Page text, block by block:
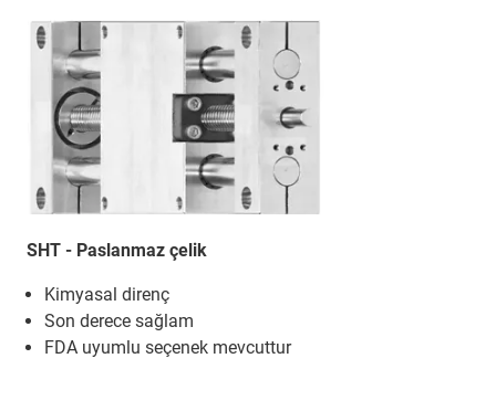
SHT - Paslanmaz çelik
Kimyasal direnç
Son derece sağlam
FDA uyumlu seçenek mevcuttur